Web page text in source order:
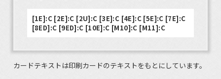
[1E]:C [2E]:C [2U]:C [3E]:C [4E]:C [5E]:C [7E]:C
[8ED]:C [9ED]:C [10E]:C [M10]:C [M11]:C
カードテキストは印刷カードのテキストをもとにしています。